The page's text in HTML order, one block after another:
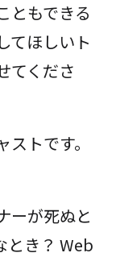
ともできる
てほしいト
てくださ
トです。
ーが死ぬと
とき？ Web